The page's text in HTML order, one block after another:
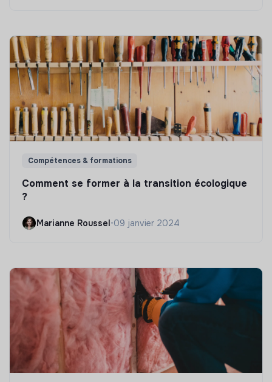
Compétences & formations
Comment se former à la transition écologique
?
Marianne Roussel•09 janvier 2024